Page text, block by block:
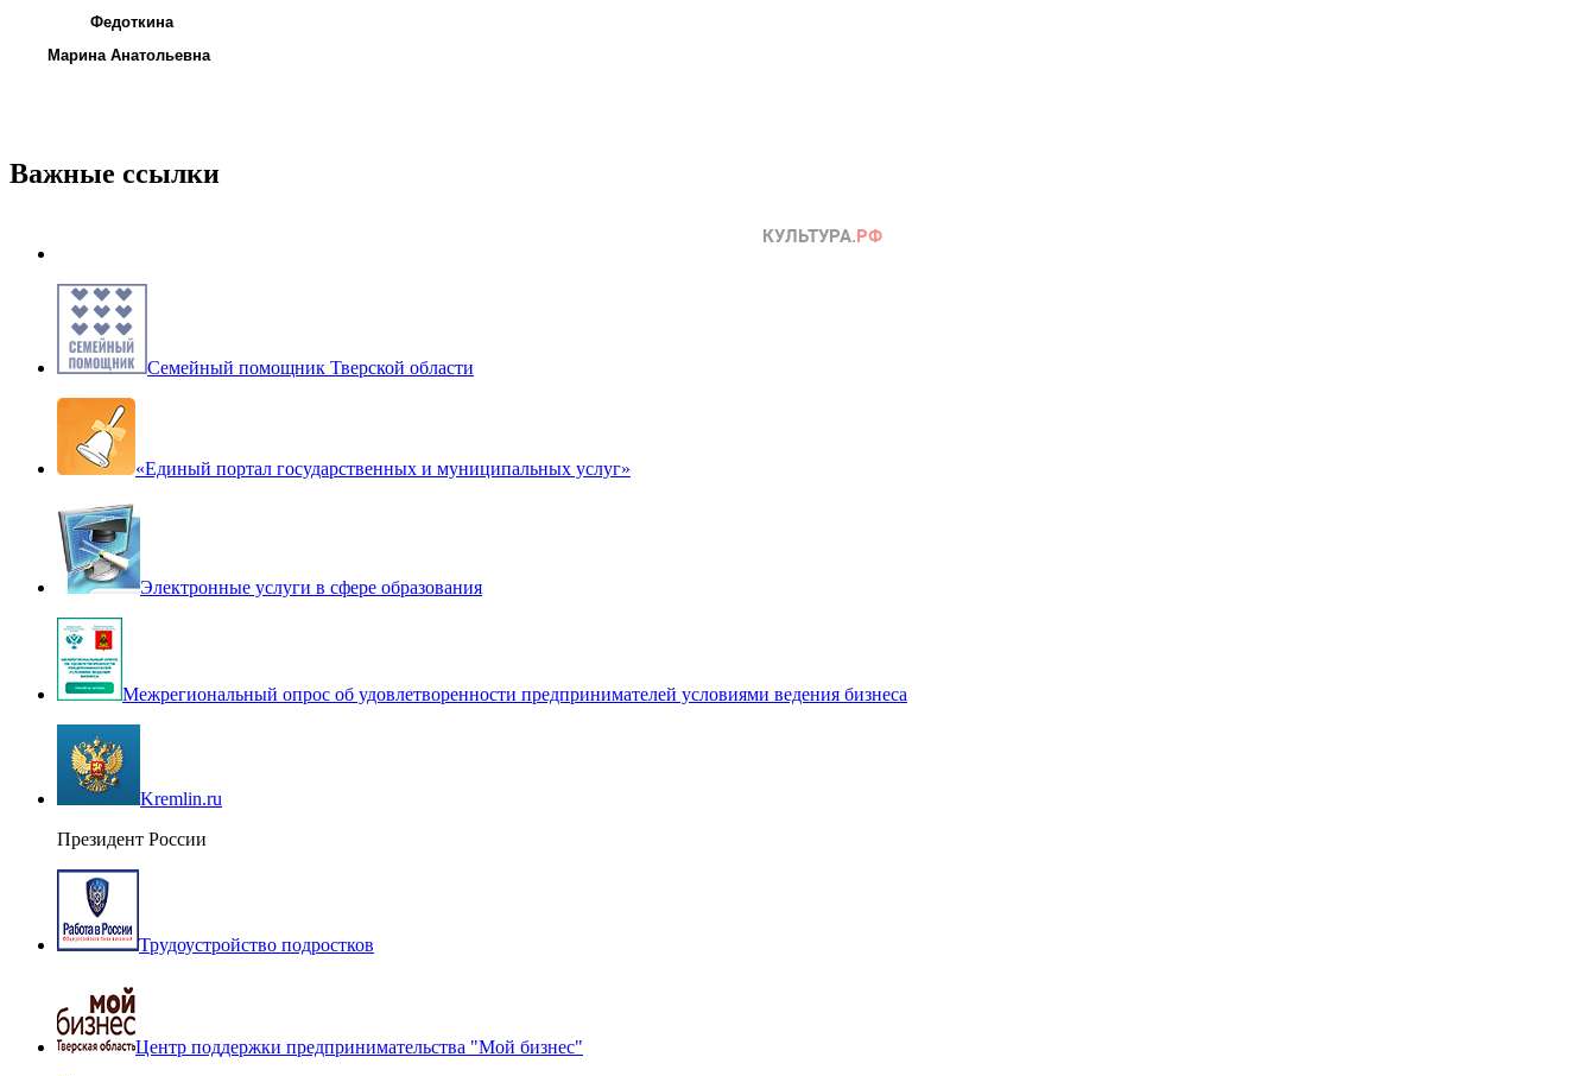
Федоткина
Марина Анатольевна
Важные ссылки
Семейный помощник Тверской области
«Единый портал государственных и муниципальных услуг»
Электронные услуги в сфере образования
Межрегиональный опрос об удовлетворенности предпринимателей условиями ведения бизнеса
Kremlin.ru
Президент России
Трудоустройство подростков
Центр поддержки предпринимательства "Мой бизнес"